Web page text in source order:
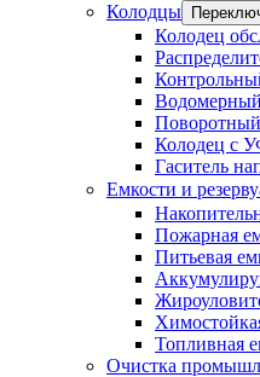
Колодцы
Колодец
Колодец с
Гаситель
Емкости и
Пожарная
Питьевая
Топливная
Очистка